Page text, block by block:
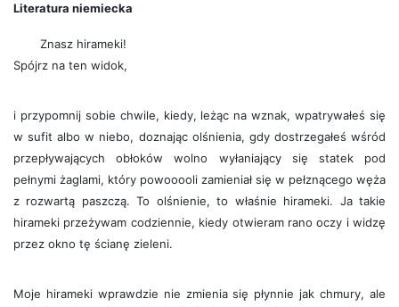
Literatura niemiecka
Znasz hirameki!
Spójrz na ten widok,
i przypomnij sobie chwile, kiedy, leżąc na wznak, wpatrywałeś się
w sufit albo w niebo, doznając olśnienia, gdy dostrzegałeś wśród
przepływających obłoków wolno wyłaniający się statek pod
pełnymi żaglami, który powooooli zamieniał się w pełznącego węża
z rozwartą paszczą. To olśnienie, to właśnie hirameki. Ja takie
hirameki przeżywam codziennie, kiedy otwieram rano oczy i widzę
przez okno tę ścianę zieleni.
Moje hirameki wprawdzie nie zmienia się płynnie jak chmury, ale